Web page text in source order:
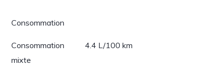
Consommation
Consommation
mixte
4.4 L/100 km